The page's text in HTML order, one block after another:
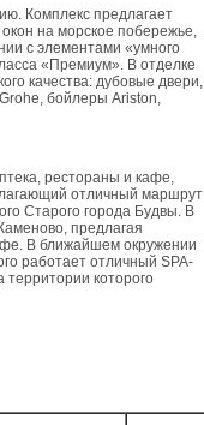
Комплекс предлагает
на морское побережье,
с элементами «умного
«Премиум». В отделке
качества: дубовые двери,
бойлеры Ariston,
рестораны и кафе,
отличный маршрут
Старого города Будвы. В
предлагая
В ближайшем окружении
работает отличный SPA-
территории которого